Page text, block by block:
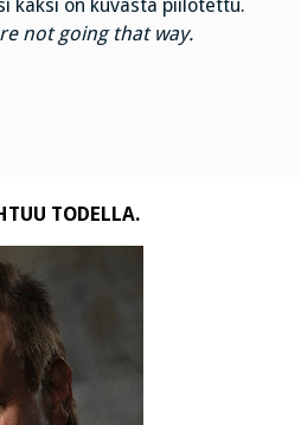
kaksi on kuvasta piilotettu.
not going that way.
TODELLA.